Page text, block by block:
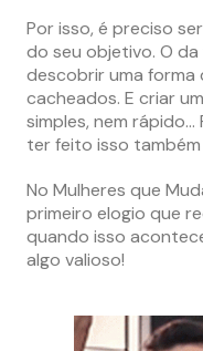
Por isso, é preciso
do seu objetivo. O
descobrir uma forma
cacheados. E criar
simples, nem
ter feito isso
No Mulheres que
primeiro elogio que
quando isso
algo valioso!